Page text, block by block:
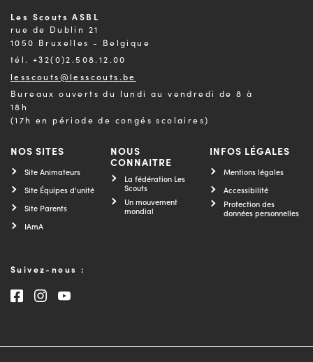
Les Scouts ASBL
rue de Dublin 21
1050 Bruxelles - Belgique
tél. +32(0)2.508.12.00
lesscouts@lesscouts.be
Bureaux ouverts du lundi au vendredi de 8 à
18h
(17h en période de congés scolaires)
NOS SITES
Site Animateurs
Site Équipes d'unité
Site Parents
IAmA
NOUS
CONNAITRE
La fédération Les
Scouts
Un mouvement
mondial
INFOS LÉGALES
Mentions légales
Accessibilité
Protection des
données personnelles
Suivez-nous :
Consultez notre page Facebook
Consultez notre page Instagram
Consultez notre chaîne Youtube